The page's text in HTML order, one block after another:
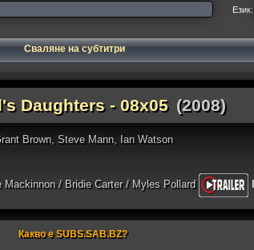
Език:
Сваляне на субтитри
Daughters - 08x05 (2008)
Brown, Steve Mann, Ian Watson
/ Bridie Carter / Myles Pollard
Какво е SUBS.SAB.BZ?